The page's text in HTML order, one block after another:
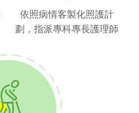
依照病情客製化照護計
劃，指派專科專長護理師